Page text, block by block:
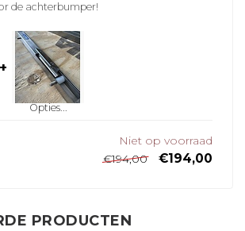
de achterbumper!
+
Opties...
Niet op voorraad
€194,00
€194,00
PRODUCTEN